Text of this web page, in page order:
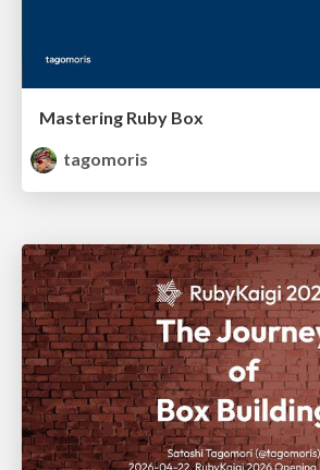
Mastering Ruby Box
tagomoris